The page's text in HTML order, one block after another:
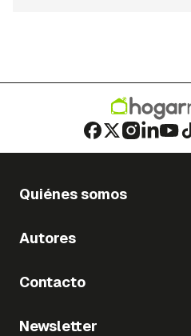
Quiénes somos
Autores
Contacto
Newsletter